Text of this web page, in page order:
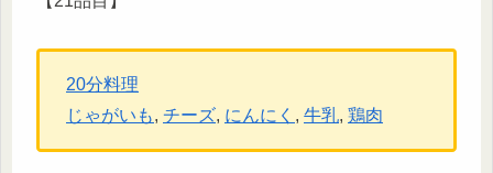
20分料理
じゃがいも, チーズ, にんにく , 牛乳, 鶏肉